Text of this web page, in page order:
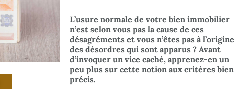
L’usure normale de votre bien immobilier
n’est selon vous pas la cause de ces
désagréments et vous n’êtes pas à l’origine
des désordres qui sont apparus ? Avant
d’invoquer un vice caché, apprenez-en un
peu plus sur cette notion aux critères bien
précis.